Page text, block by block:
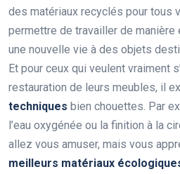
des matériaux recyclés pour tous
permettre de travailler de manière
une nouvelle vie à des objets
Et pour ceux qui veulent vraiment
restauration de leurs meubles, il
techniques bien chouettes. Par
l’eau oxygénée ou la finition à la
allez vous amuser, mais vous
meilleurs matériaux